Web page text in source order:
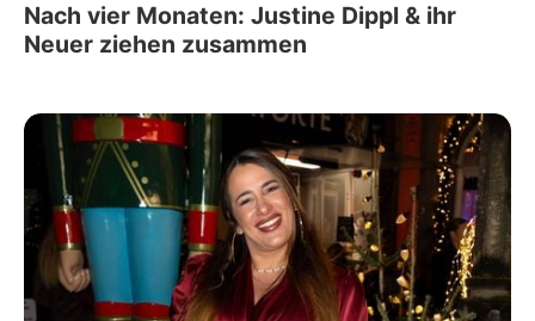
Nach vier Monaten: Justine Dippl & ihr
Neuer ziehen zusammen